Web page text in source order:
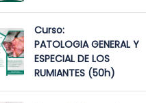
Curso:
PATOLOGIA GENERAL Y
ESPECIAL DE LOS
RUMIANTES (50h)